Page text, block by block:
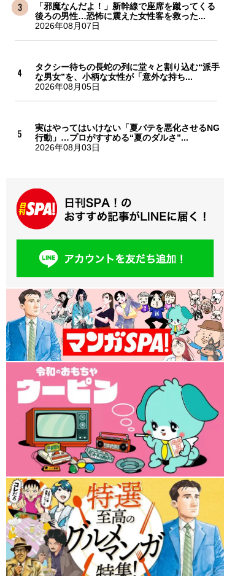
「邪魔なんだよ！」新幹線で座席を蹴ってくる
後ろの男性…恐怖に震えた女性客を救った...
2026年08月07日
タクシー待ちの長蛇の列に堂々と割り込む“派手
な男女”を、小柄な女性が「意外な持ち...
2026年08月05日
実はやってはいけない「夏バテを悪化させるNG
行動」…プロがすすめる“夏のダルさ”...
2026年08月03日